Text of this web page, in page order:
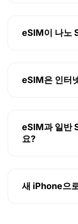
eSIM이 나노
eSIM은 인터
eSIM과 일반
요?
새 iPhone으